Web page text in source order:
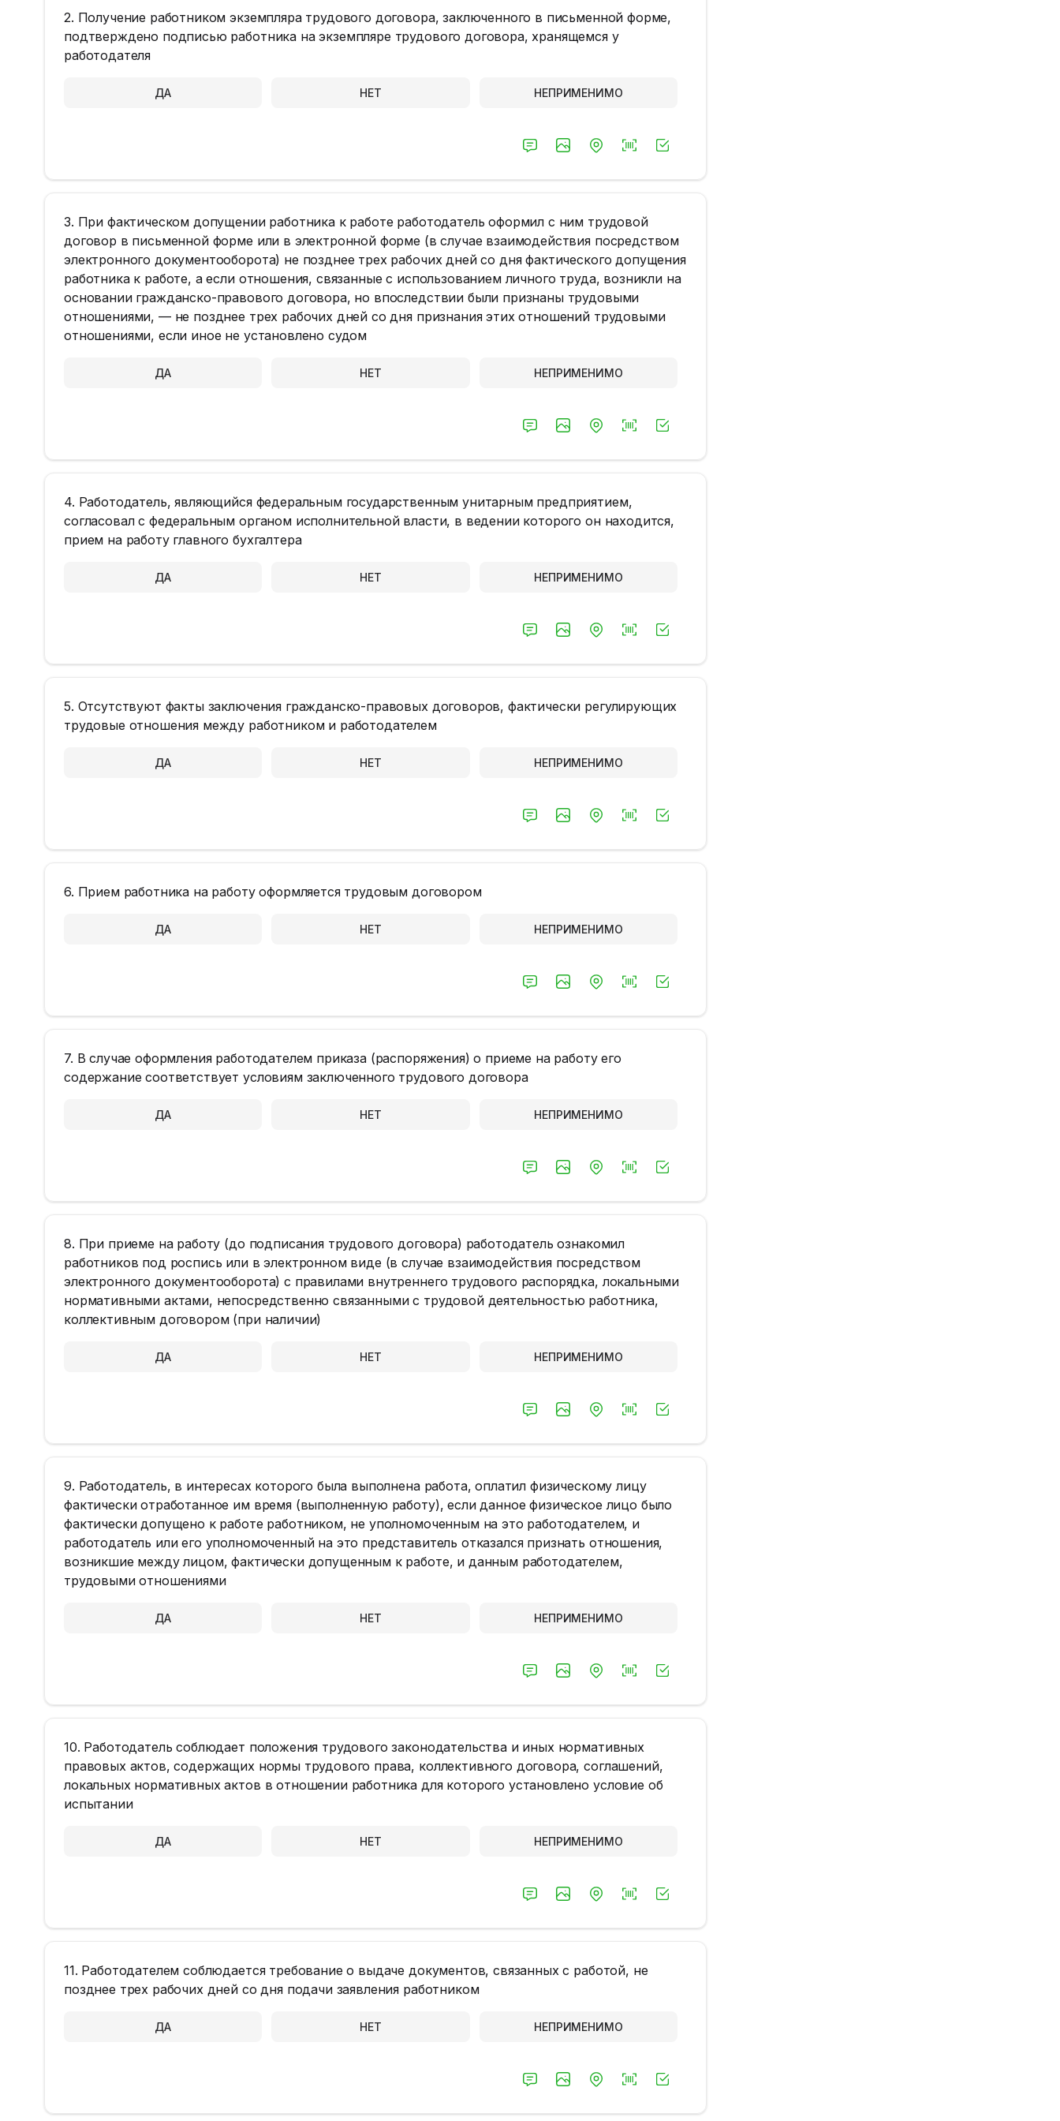
2. Получение работником экземпляра трудового договора, заключенного в письменной форме,
подтверждено подписью работника на экземпляре трудового договора, хранящемся у
работодателя
ДА НЕТ НЕПРИМЕНИМО
3. При фактическом допущении работника к работе работодатель оформил с ним трудовой
договор в письменной форме или в электронной форме (в случае взаимодействия посредством
электронного документооборота) не позднее трех рабочих дней со дня фактического допущения
работника к работе, а если отношения, связанные с использованием личного труда, возникли на
основании гражданско-правового договора, но впоследствии были признаны трудовыми
отношениями, — не позднее трех рабочих дней со дня признания этих отношений трудовыми
отношениями, если иное не установлено судом
ДА НЕТ НЕПРИМЕНИМО
4. Работодатель, являющийся федеральным государственным унитарным предприятием,
согласовал с федеральным органом исполнительной власти, в ведении которого он находится,
прием на работу главного бухгалтера
ДА НЕТ НЕПРИМЕНИМО
5. Отсутствуют факты заключения гражданско-правовых договоров, фактически регулирующих
трудовые отношения между работником и работодателем
ДА НЕТ НЕПРИМЕНИМО
6. Прием работника на работу оформляется трудовым договором
ДА НЕТ НЕПРИМЕНИМО
7. В случае оформления работодателем приказа (распоряжения) о приеме на работу его
содержание соответствует условиям заключенного трудового договора
ДА НЕТ НЕПРИМЕНИМО
8. При приеме на работу (до подписания трудового договора) работодатель ознакомил
работников под роспись или в электронном виде (в случае взаимодействия посредством
электронного документооборота) с правилами внутреннего трудового распорядка, локальными
нормативными актами, непосредственно связанными с трудовой деятельностью работника,
коллективным договором (при наличии)
ДА НЕТ НЕПРИМЕНИМО
9. Работодатель, в интересах которого была выполнена работа, оплатил физическому лицу
фактически отработанное им время (выполненную работу), если данное физическое лицо было
фактически допущено к работе работником, не уполномоченным на это работодателем, и
работодатель или его уполномоченный на это представитель отказался признать отношения,
возникшие между лицом, фактически допущенным к работе, и данным работодателем,
трудовыми отношениями
ДА НЕТ НЕПРИМЕНИМО
10. Работодатель соблюдает положения трудового законодательства и иных нормативных
правовых актов, содержащих нормы трудового права, коллективного договора, соглашений,
локальных нормативных актов в отношении работника для которого установлено условие об
испытании
ДА НЕТ НЕПРИМЕНИМО
11. Работодателем соблюдается требование о выдаче документов, связанных с работой, не
позднее трех рабочих дней со дня подачи заявления работником
ДА НЕТ НЕПРИМЕНИМО